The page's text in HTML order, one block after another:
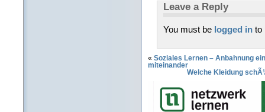
Leave a Reply
You must be logged in to
« Soziales Lernen – Anbahnung
miteinander
Welche Kleidung